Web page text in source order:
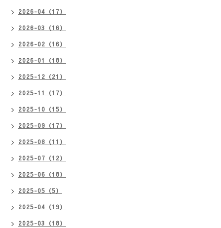
2026-04（17）
2026-03（16）
2026-02（16）
2026-01（18）
2025-12（21）
2025-11（17）
2025-10（15）
2025-09（17）
2025-08（11）
2025-07（12）
2025-06（18）
2025-05（5）
2025-04（19）
2025-03（18）